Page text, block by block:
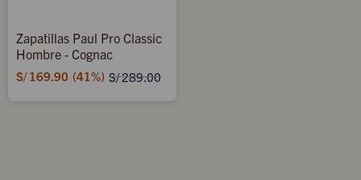
Zapatillas Paul Pro Classic
Hombre - Cognac
S/ 169.90 41 S/289.00